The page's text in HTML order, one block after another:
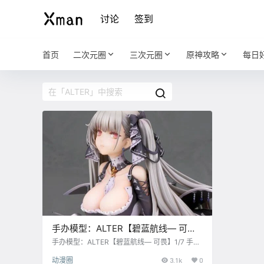
讨论 签到
首页 二次元圈 三次元圈 原神攻略 每日
手办模型：ALTER【碧蓝航线— 可
畏】1/7 手办
手办模型：ALTER【碧蓝航线— 可畏】1/7 手
原型：飞田崇文 、 みうらおさみ 涂装：铁森七
动漫圈 3.1k 0